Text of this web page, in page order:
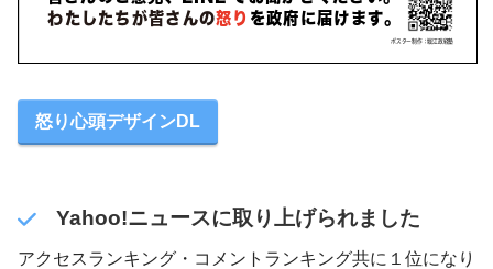
怒り心頭デザインDL
Yahoo!ニュースに取り上げられました
アクセスランキング・コメントランキング共に１位になり